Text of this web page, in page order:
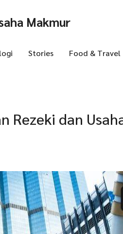
Makmur
Stories Food & Travel
Rezeki dan